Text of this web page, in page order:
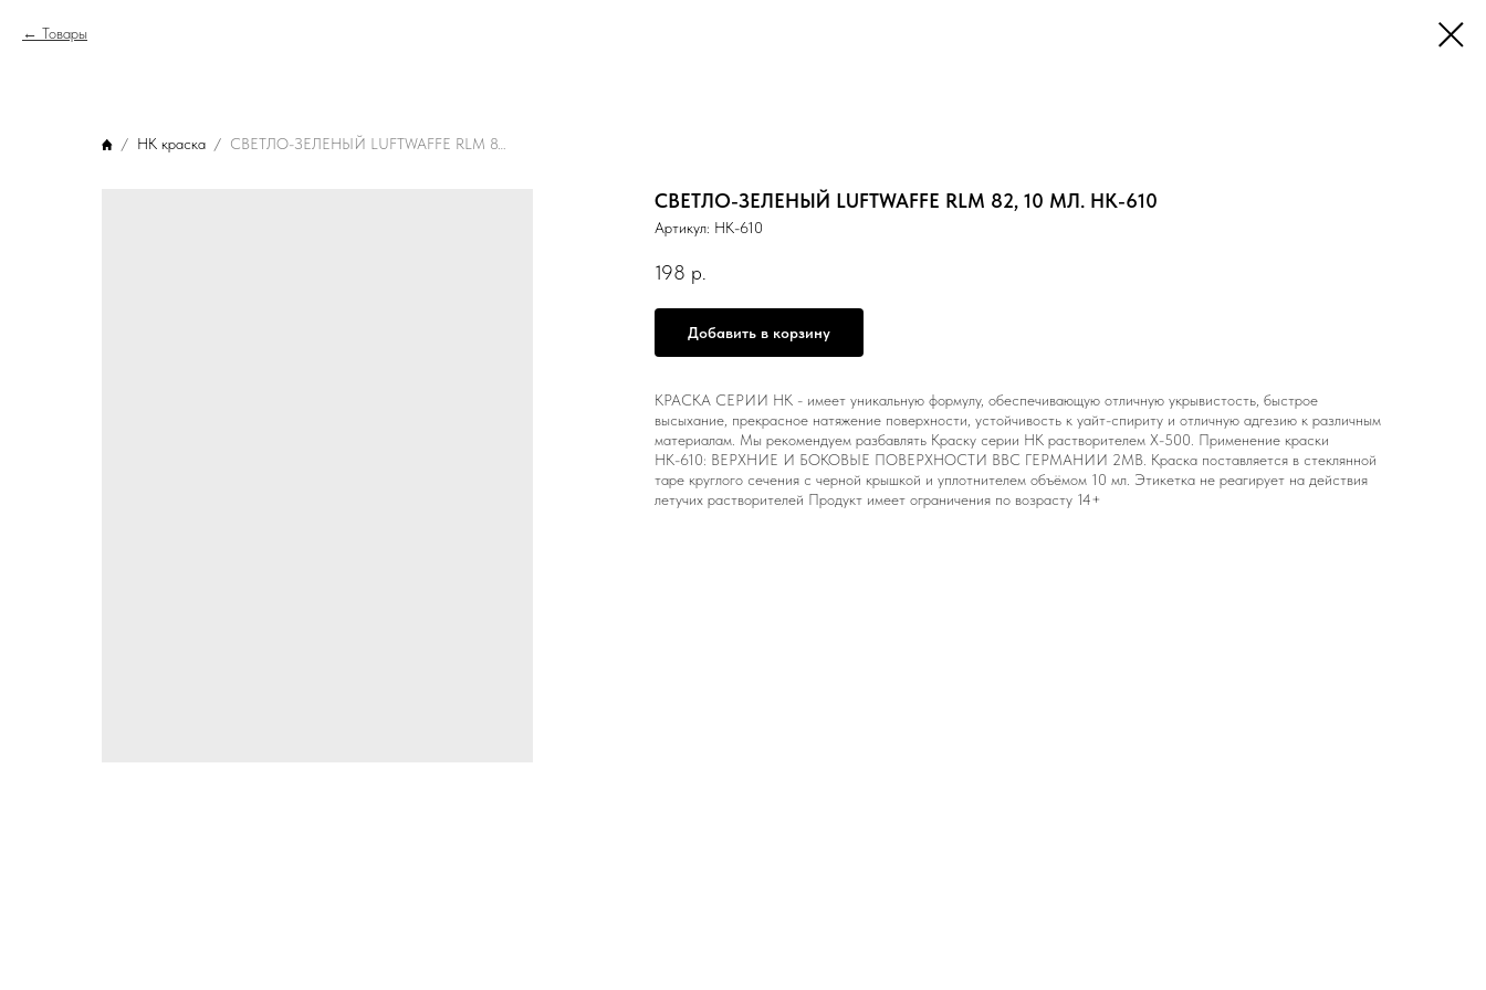
Товары
НК краска
СВЕТЛО-ЗЕЛЕНЫЙ LUFTWAFFE RLM 82, 10 МЛ. НК-610
Артикул: НК-610
198 р.
Добавить в корзину
КРАСКА СЕРИИ НК - имеет уникальную формулу, обеспечивающую отличную укрывистость, быстрое
высыхание, прекрасное натяжение поверхности, устойчивость к уайт-спириту и отличную адгезию к различным
материалам. Мы рекомендуем разбавлять Краску серии НК растворителем Х-500. Применение краски
НК-610: ВЕРХНИЕ И БОКОВЫЕ ПОВЕРХНОСТИ ВВС ГЕРМАНИИ 2МВ. Краска поставляется в стеклянной
таре круглого сечения с черной крышкой и уплотнителем объёмом 10 мл. Этикетка не реагирует на действия
летучих растворителей Продукт имеет ограничения по возрасту 14+